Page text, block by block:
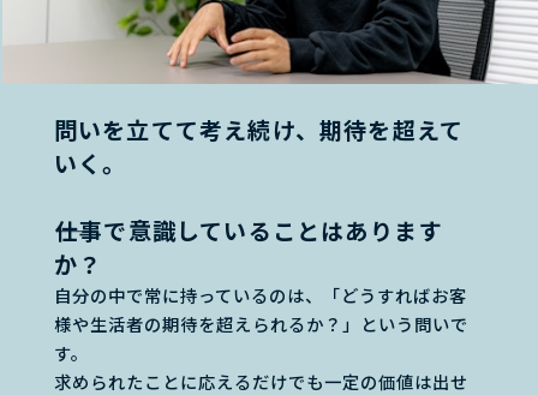
問いを立てて考え続け、期待を超えて
いく。
――仕事で意識していることはあります
か？
自分の中で常に持っているのは、「どうすればお客
様や生活者の期待を超えられるか？」という問いで
す。
求められたことに応えるだけでも一定の価値は出せ